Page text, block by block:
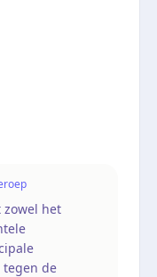
zowel het
de